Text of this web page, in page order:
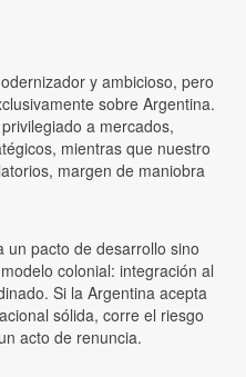
y ambicioso, pero
sobre Argentina.
a mercados,
mientras que nuestro
margen de maniobra
un pacto de desarrollo sino
colonial: integración al
Si la Argentina acepta
sólida, corre el riesgo
acto de renuncia.